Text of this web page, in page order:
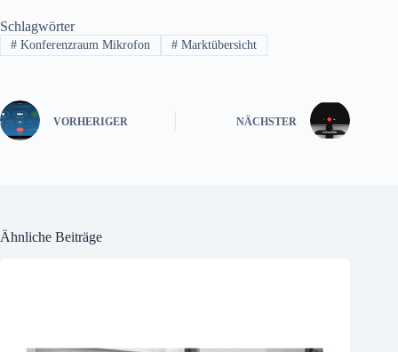
Schlagwörter
#Konferenzraum Mikrofon #Marktübersicht
VORHERIGER NÄCHSTER
Ähnliche Beiträge